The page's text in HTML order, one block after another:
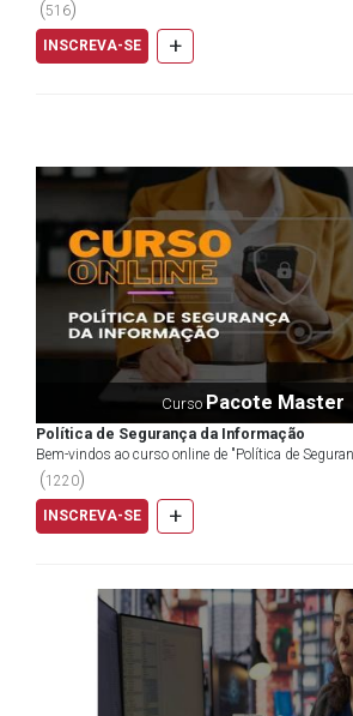
(516)
INSCREVA-SE +
Curso Pacote Master
Política de Segurança da Informação
Bem-vindos ao curso online de "Política de
Este curso foi cuidadosamente elaborado para f...
(1220)
INSCREVA-SE +